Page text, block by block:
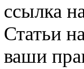
ссылка
Статьи
ваши